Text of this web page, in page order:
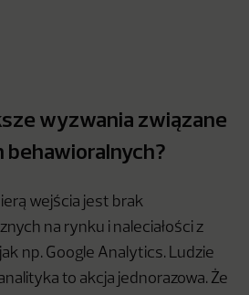
wyzwania związane
behawioralnych?
wejścia jest brak
na rynku i naleciałości z
np. Google Analytics. Ludzie
to akcja jednorazowa. Że